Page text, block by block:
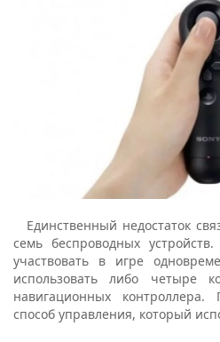
Единственный недостаток
семь беспроводных
участвовать в игре
использовать либо четыре
навигационных
способ управления, который